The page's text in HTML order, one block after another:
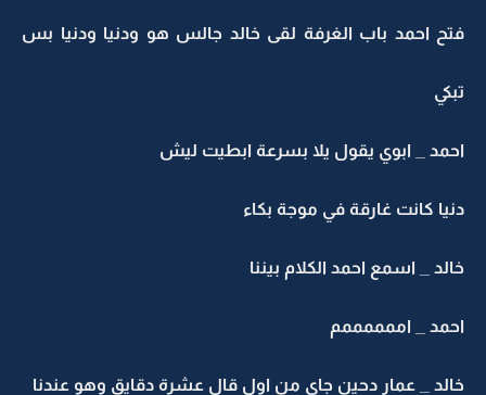
فتح احمد باب الغرفة لقى خالد جالس هو ودنيا ودنيا بس
تبكي
احمد _ ابوي يقول يلا بسرعة ابطيت ليش
دنيا كانت غارقة في موجة بكاء
خالد _ اسمع احمد الكلام بيننا
احمد _ اممممممم
خالد _ عمار دحين جاي من اول قال عشرة دقايق وهو عندنا